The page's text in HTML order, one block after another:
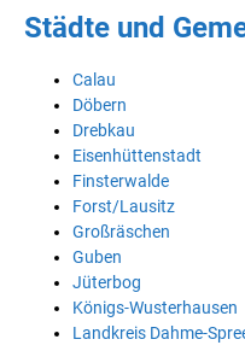
Städte und
Calau
Döbern
Drebkau
Eisenhüttenstadt
Finsterwalde
Forst/Lausitz
Großräschen
Guben
Jüterbog
Königs-Wusterhausen
Landkreis Dahme-